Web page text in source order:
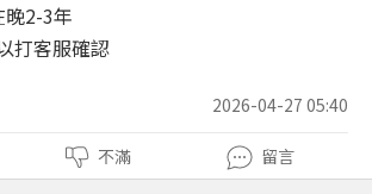
2-3年
打客服確認
2026-04-27 05:40
不滿 留言